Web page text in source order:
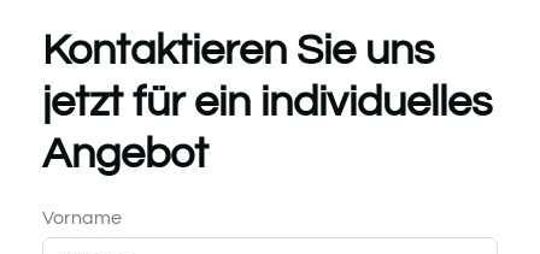
Kontaktieren Sie uns
jetzt für ein individuelles
Angebot
Vorname